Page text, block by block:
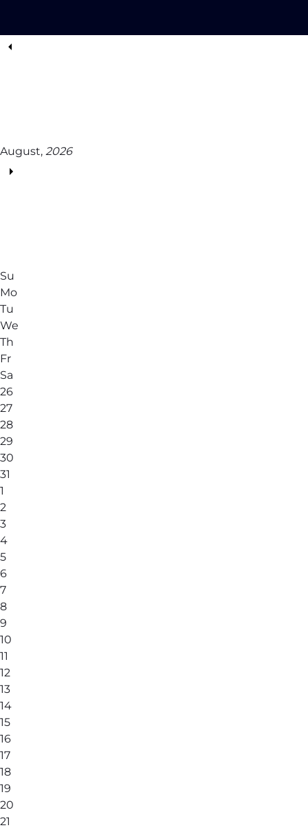
August, 2026
Su
Mo
Tu
We
Th
Fr
Sa
26
27
28
29
30
31
1
2
3
4
5
6
7
8
9
10
11
12
13
14
15
16
17
18
19
20
21